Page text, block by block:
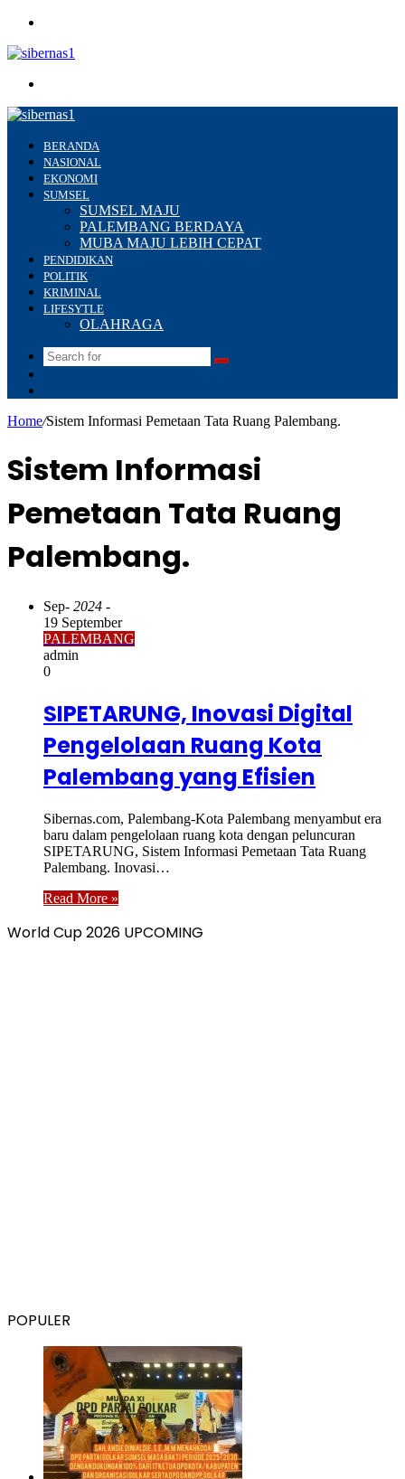
BERANDA
NASIONAL
EKONOMI
SUMSEL
SUMSEL MAJU
PALEMBANG BERDAYA
MUBA MAJU LEBIH CEPAT
PENDIDIKAN
POLITIK
KRIMINAL
LIFESYTLE
OLAHRAGA
Search
Home/Sistem Informasi Pemetaan Tata Ruang Palembang.
Sistem Informasi
Pemetaan Tata Ruang
Palembang.
Sep- 2024 -
19 September
PALEMBANG
admin
0
SIPETARUNG, Inovasi Digital
Pengelolaan Ruang Kota
Palembang yang Efisien
Sibernas.com, Palembang-Kota Palembang menyambut era
baru dalam pengelolaan ruang kota dengan peluncuran
SIPETARUNG, Sistem Informasi Pemetaan Tata Ruang
Palembang. Inovasi…
Read More »
World Cup 2026 UPCOMING
POPULER